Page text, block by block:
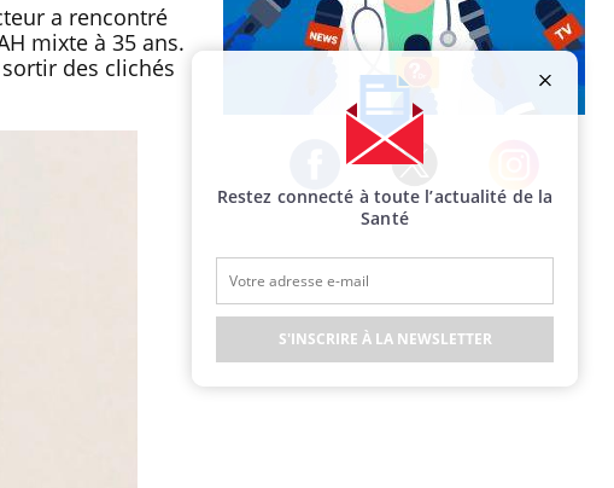
a rencontré
mixte à 35 ans.
des clichés
Facebook Twitter Instagram
Restez connecté à toute l’actualité de la
Santé
S'INSCRIRE À LA NEWSLETTER